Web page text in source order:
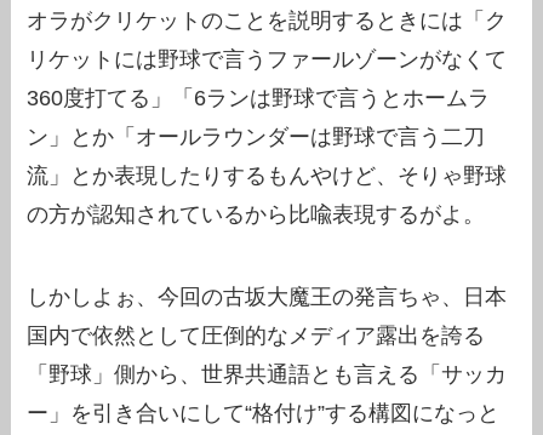
オラがクリケットのことを説明するときには「ク
リケットには野球で言うファールゾーンがなくて
360度打てる」「6ランは野球で言うとホームラ
ン」とか「オールラウンダーは野球で言う二刀
流」とか表現したりするもんやけど、そりゃ野球
の方が認知されているから比喩表現するがよ。
しかしよぉ、今回の古坂大魔王の発言ちゃ、日本
国内で依然として圧倒的なメディア露出を誇る
「野球」側から、世界共通語とも言える「サッカ
ー」を引き合いにして“格付け”する構図になっと